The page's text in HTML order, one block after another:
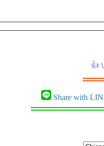
Share with